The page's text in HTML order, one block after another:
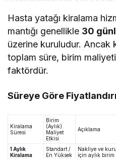
Hasta yatağı kiralama
mantığı genellikle 30
üzerine kuruludur. Ancak
toplam süre, birim
faktördür.
Süreye Göre
Kiralama
Süresi
Birim
(Aylık)
Maliyet
Etkisi
Açıklama
1 Aylık
Kiralama
Standart /
En Yüksek
Nakliye ve
için aylık birim